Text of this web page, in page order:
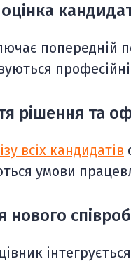
оцінка
попередній
рішення та
всіх кандидатів
умови
нового